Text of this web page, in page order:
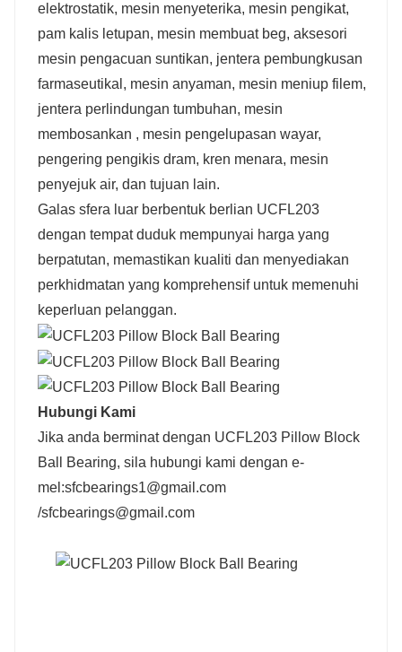
elektrostatik, mesin menyeterika, mesin pengikat,
pam kalis letupan, mesin membuat beg, aksesori
mesin pengacuan suntikan, jentera pembungkusan
farmaseutikal, mesin anyaman, mesin meniup filem,
jentera perlindungan tumbuhan, mesin
membosankan , mesin pengelupasan wayar,
pengering pengikis dram, kren menara, mesin
penyejuk air, dan tujuan lain.
Galas sfera luar berbentuk berlian UCFL203
dengan tempat duduk mempunyai harga yang
berpatutan, memastikan kualiti dan menyediakan
perkhidmatan yang komprehensif untuk memenuhi
keperluan pelanggan.
Hubungi Kami
Jika anda berminat dengan UCFL203 Pillow Block
Ball Bearing, sila hubungi kami dengan e-
mel:sfcbearings1@gmail.com
/sfcbearings@gmail.com